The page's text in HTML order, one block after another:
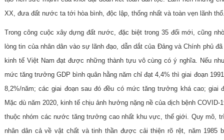
XX, đưa đất nước ta tới hòa bình, độc lập, thống nhất và toàn vẹn lãnh
Trong công cuộc xây dựng đất nước, đặc biệt trong 35 đổi mới, cũng
lòng tin của nhân dân vào sự lãnh đạo, dẫn dắt của Đảng và Chính phủ
kinh tế Việt Nam đạt được những thành tựu vô cùng có ý nghĩa. Nếu
mức tăng trưởng GDP bình quân hằng năm chỉ đạt 4,4% thì giai đoạn
8,2%/năm; các giai đoạn sau đó đều có mức tăng trưởng khá cao; giai
Mặc dù năm 2020, kinh tế chịu ảnh hưởng nặng nề của dịch bệnh
thuộc nhóm các nước tăng trưởng cao nhất khu vực, thế giới. Quy mô,
nhân dân cả về vật chất và tinh thần được cải thiện rõ rệt, năm 1985